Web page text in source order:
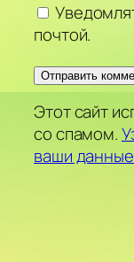
почтой.
Этот сайт
со спамом.
ваши